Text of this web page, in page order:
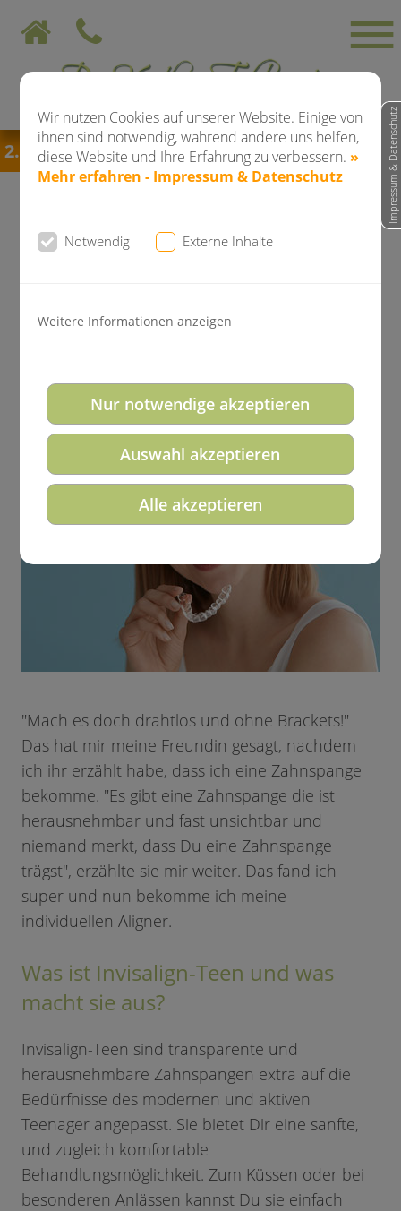
Wir nutzen Cookies auf unserer Website. Einige von
ihnen sind notwendig, während andere uns helfen,
diese Website und Ihre Erfahrung zu verbessern. »
Mehr erfahren - Impressum & Datenschutz
Notwendig Externe Inhalte
Weitere Informationen anzeigen
Nur notwendige akzeptieren
Auswahl akzeptieren
Alle akzeptieren
Impressum & Datenschutz
bis einschließlich 28.08.2026bleibt
News der Kieferorthopädie
Brackets und ohne Drähte!
"Mach es doch drahtlos und ohne Brackets!"
Das hat mir meine Freundin gesagt, nachdem
ich ihr erzählt habe, dass ich eine Zahnspange
bekomme. "Es gibt eine Zahnspange die ist
herausnehmbar und fast unsichtbar und
niemand merkt, dass Du eine Zahnspange
trägst", erzählte sie mir weiter. Das fand ich
super und nun bekomme ich meine
individuellen Aligner.
Was ist Invisalign-Teen und was
macht sie aus?
Invisalign-Teen sind transparente und
herausnehmbare Zahnspangen extra auf die
Bedürfnisse des modernen und aktiven
Teenager angepasst. Sie bietet Dir eine sanfte,
und zugleich komfortable
Behandlungsmöglichkeit. Zum Küssen oder bei
besonderen Anlässen kannst Du sie einfach